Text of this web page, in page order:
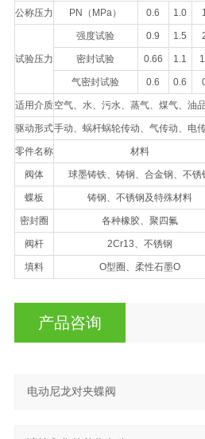
公称压力 PN（MPa） 0.6 1.0
试验压力
强度试验 0.9 1.5
密封试验 0.66 1.1
气密封试验 0.6 0.6
适用介质空气、水、污水、蒸气、煤气、油品
驱动形式手动、蜗杆蜗轮传动、气传动、电传
零件名称 材料
阀体 球墨铸铁、铸钢、合金钢、不锈
蝶板 铸钢、不锈钢及特殊材料
密封圈 各种橡胶、聚四氟
阀杆 2Cr13、不锈钢
填料 O型圈、柔性石墨O
产品咨询